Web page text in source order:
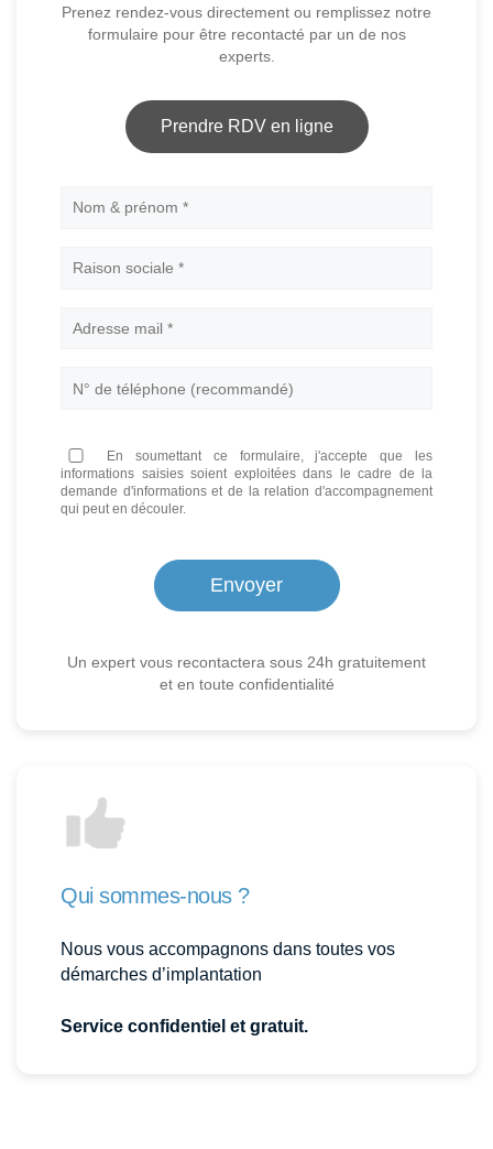
Prenez rendez-vous directement ou remplissez notre
formulaire pour être recontacté par un de nos
experts.
Prendre RDV en ligne
Nom
En soumettant ce formulaire, j'accepte que les
informations saisies soient exploitées dans le cadre de la
demande d'informations et de la relation d'accompagnement
qui peut en découler.
Un expert vous recontactera sous 24h gratuitement
et en toute confidentialité
Qui sommes-nous ?
Nous vous accompagnons dans toutes vos
démarches d’implantation
Service confidentiel et gratuit.